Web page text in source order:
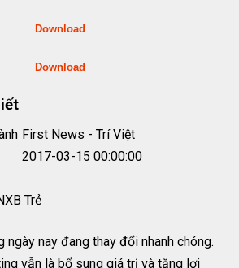
Download
Download
First News - Trí Việt
2017-03-15 00:00:00
Trẻ
ngày nay đang thay đổi nhanh chóng.
vẫn là bổ sung giá trị và tăng lợi